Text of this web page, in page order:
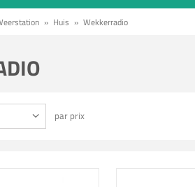
» Huis » Wekkerradio
par prix